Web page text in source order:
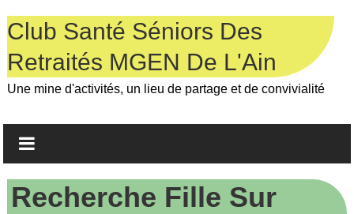
to
content
Club Santé Séniors Des
Retraités MGEN De L'Ain
Une mine d'activités, un lieu de partage et de convivialité
Recherche Fille Sur